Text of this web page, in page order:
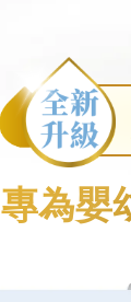
專為嬰